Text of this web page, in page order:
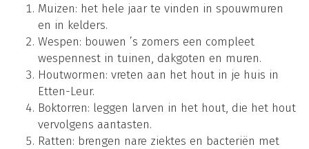
Muizen: het hele jaar te vinden in spouwmuren
en in kelders.
Wespen: bouwen ’s zomers een compleet
wespennest in tuinen, dakgoten en muren.
Houtwormen: vreten aan het hout in je huis in
Etten-Leur.
Boktorren: leggen larven in het hout, die het hout
vervolgens aantasten.
Ratten: brengen nare ziektes en bacteriën met